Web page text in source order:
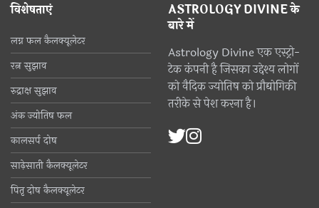
विशेषताएं
लग्न फल कैलक्यूलेटर
रत्न सुझाव
रुद्राक्ष सुझाव
अंक ज्योतिष फल
कालसर्प दोष
साढ़ेसाती कैलक्यूलेटर
पितृ दोष कैलक्यूलेटर
ASTROLOGY DIVINE के
बारे में
Astrology Divine एक एस्ट्रो-
टेक कंपनी है जिसका उद्देश्य लोगों
को वैदिक ज्योतिष को प्रौद्योगिकी
तरीके से पेश करना है।